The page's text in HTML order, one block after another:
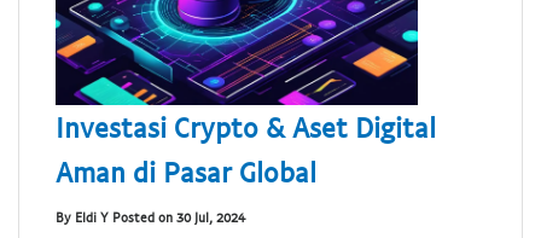
Investasi Crypto & Aset Digital
Aman di Pasar Global
By Eldi Y Posted on 30 Jul, 2024